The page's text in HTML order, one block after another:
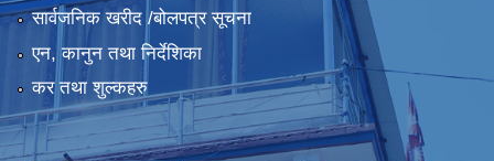
सार्वजनिक खरीद /बोलपत्र सूचना
एन, कानुन तथा निर्देशिका
कर तथा शुल्कहरु